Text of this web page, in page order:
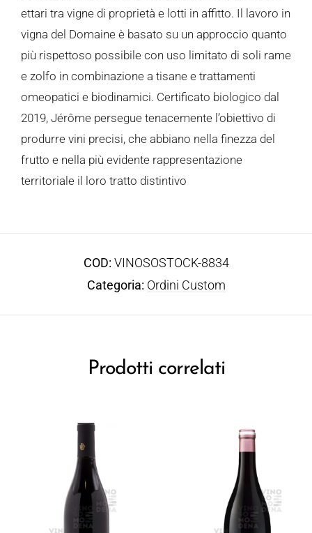
ettari tra vigne di proprietà e lotti in affitto. Il lavoro in
vigna del Domaine è basato su un approccio quanto
più rispettoso possibile con uso limitato di soli rame
e zolfo in combinazione a tisane e trattamenti
omeopatici e biodinamici. Certificato biologico dal
2019, Jérôme persegue tenacemente l’obiettivo di
produrre vini precisi, che abbiano nella finezza del
frutto e nella più evidente rappresentazione
territoriale il loro tratto distintivo
COD: VINOSOSTOCK-8834
Categoria: Ordini Custom
Prodotti correlati